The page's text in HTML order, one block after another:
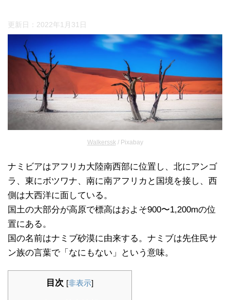
更新日： 2022年1月31日
Walkerssk/ Pixabay
ナミビアはアフリカ大陸南西部に位置し、北にアンゴ
ラ、東にボツワナ、南に南アフリカと国境を接し、西
側は大西洋に面している。
国土の大部分が高原で標高はおよそ900〜1,200mの位
置にある。
国の名前はナミブ砂漠に由来する。ナミブは先住民サ
ン族の言葉で「なにもない」という意味。
目次 [非表示]